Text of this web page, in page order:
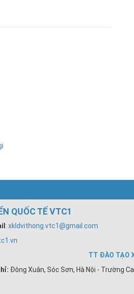
QUỐC TẾ VTC1
: xkldvithong.vtc1@gmail.com
TT ĐÀO TẠO
Đông Xuân, Sóc Sơn, Hà Nội - Trường